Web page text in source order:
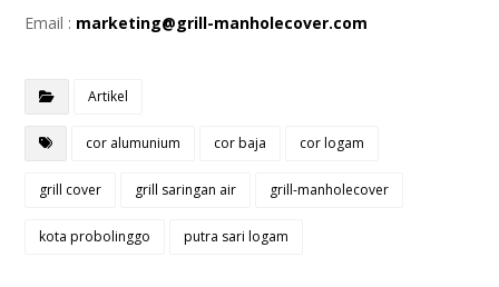
Email : marketing@grill-manholecover.com
Artikel
cor alumunium cor baja cor logam
grill cover grill saringan air grill-manholecover
kota probolinggo putra sari logam